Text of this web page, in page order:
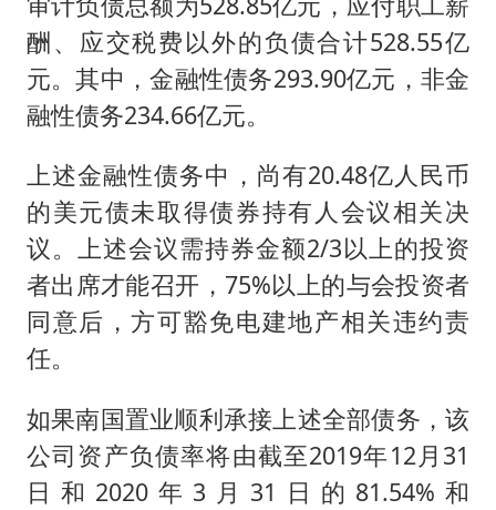
酬、应交税费以外的负债合计528.55亿
元。其中，金融性债务293.90亿元，非金
融性债务234.66亿元。
上述金融性债务中，尚有20.48亿人民币
的美元债未取得债券持有人会议相关决
议。上述会议需持券金额2/3以上的投资
者出席才能召开，75%以上的与会投资者
同意后，方可豁免电建地产相关违约责
任。
如果南国置业顺利承接上述全部债务，该
公司资产负债率将由截至2019年12月31
日和2020年3月31日的81.54%和